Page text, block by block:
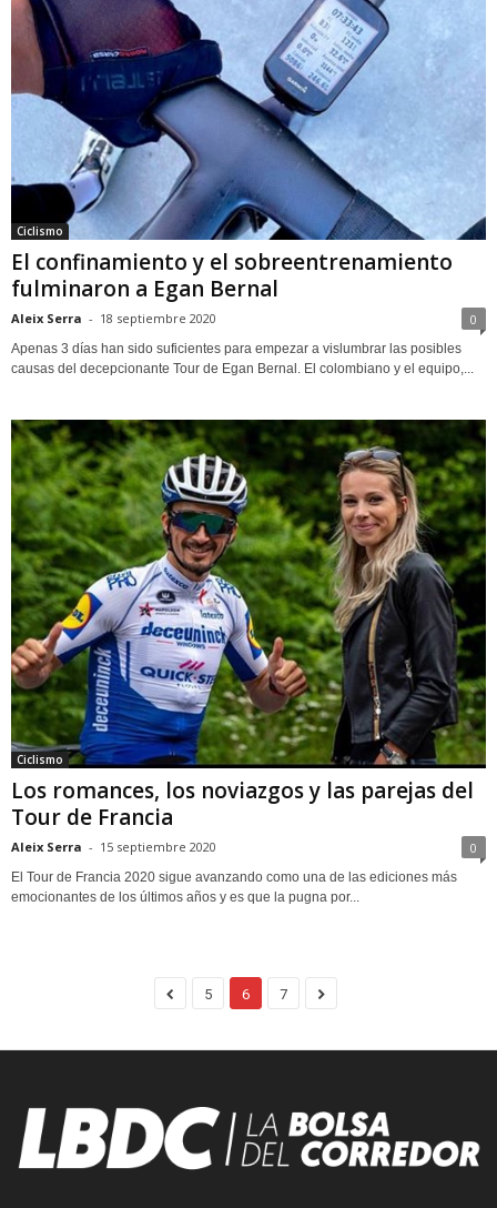
Ciclismo
El confinamiento y el sobreentrenamiento
fulminaron a Egan Bernal
Aleix Serra - 18 septiembre 2020 0
Apenas 3 días han sido suficientes para empezar a vislumbrar las posibles
causas del decepcionante Tour de Egan Bernal. El colombiano y el equipo,...
Ciclismo
Los romances, los noviazgos y las parejas del
Tour de Francia
Aleix Serra - 15 septiembre 2020 0
El Tour de Francia 2020 sigue avanzando como una de las ediciones más
emocionantes de los últimos años y es que la pugna por...
5 6 7